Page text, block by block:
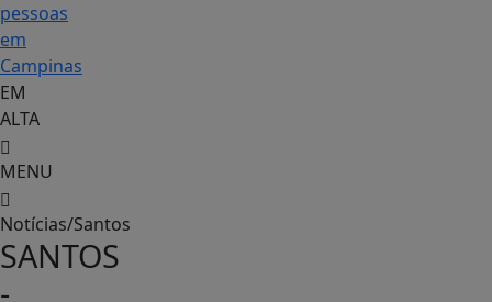
pessoas
em
Campinas
EM
ALTA
MENU
Notícias/Santos
SANTOS
-